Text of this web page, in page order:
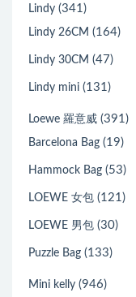
Lindy (341)
Lindy 26CM (164)
Lindy 30CM (47)
Lindy mini (131)
Loewe 羅意威 (391)
Barcelona Bag (19)
Hammock Bag (53)
LOEWE 女包 (121)
LOEWE 男包 (30)
Puzzle Bag (133)
Mini kelly (946)